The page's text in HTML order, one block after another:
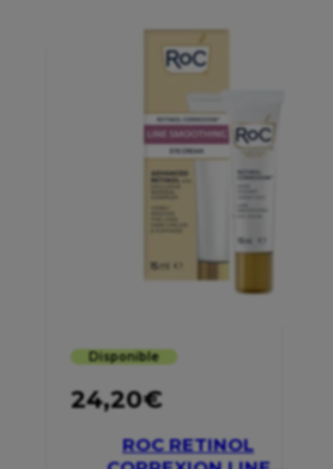
Disponible
24,20€
ROC RETINOL